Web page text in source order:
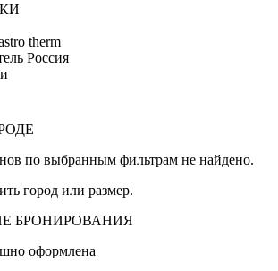
therm
Россия
по выбранным фильтрам не найдено.
город или размер.
БРОНИРОВАНИЯ
оформлена